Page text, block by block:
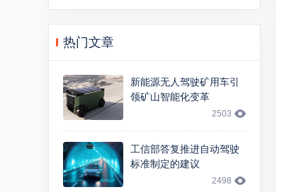
第一
热门文章
新能源无人驾驶矿用车引
领矿山智能化变革
2503
工信部答复推进自动驾驶
标准制定的建议
2498